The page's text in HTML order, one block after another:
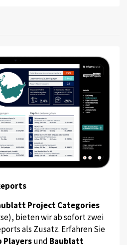
Project Categories
bieten wir ab sofort zwei
als Zusatz. Erfahren Sie
Playersund Baublatt